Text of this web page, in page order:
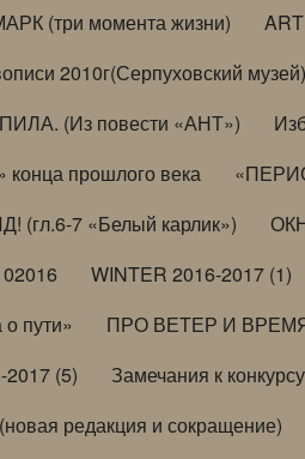
(три момента жизни)
2010г(Серпуховский музей)
(Из повести «АНТ»)
прошлого века
7 «Белый карлик»)
WINTER 2016-2017 (1)
пути»
ПРО ВЕТЕР И ВРЕМЯ
(5)
Замечания к
редакция и сокращение)